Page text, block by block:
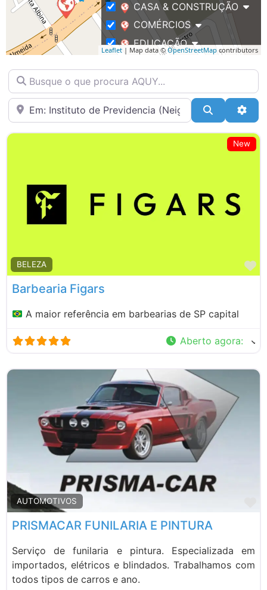
Leaflet | Map data © OpenStreetMap contributors
CASA & CONSTRUÇÃO
COMÉRCIOS
EDUCAÇÃO
FITNESS / BEM-ESTAR
IMÓVEIS
SAÚDE
SERVIÇOS
Busque o que procura AQUY…
Bairro
Pesquisar
New
BELEZA
Barbearia Figars
A maior referência em barbearias de SP capital
Aberto agora:
AUTOMOTIVOS
PRISMACAR FUNILARIA E PINTURA
Serviço de funilaria e pintura. Especializada em
importados, elétricos e blindados. Trabalhamos com
todos tipos de carros e ano.